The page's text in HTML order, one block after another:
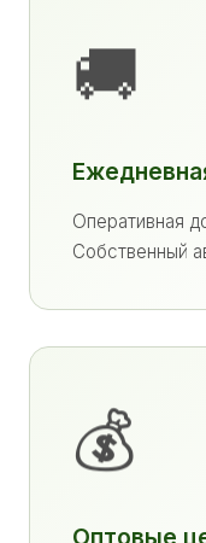
🚚
Оперативная
Собственный
💰
Оптовые